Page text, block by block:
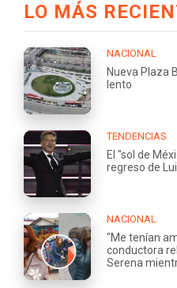
LO MÁS
NACIONAL
Nueva Plaza
lento
TENDENCIAS
El "sol de
regreso de
NACIONAL
"Me tenían
conductora
Serena